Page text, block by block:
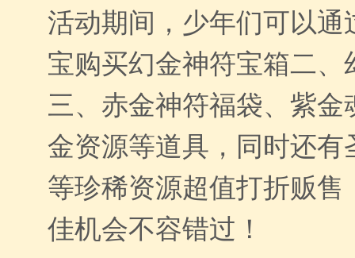
活动期间，少年们可以
宝购买幻金神符宝箱二
三、赤金神符福袋、紫
金资源等道具，同时还
等珍稀资源超值打折贩
佳机会不容错过！